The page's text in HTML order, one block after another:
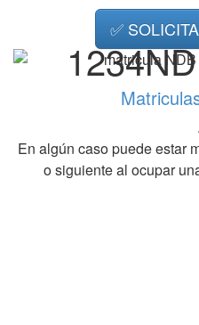
✅
.
En algún caso puede estar
o siguiente al ocupar